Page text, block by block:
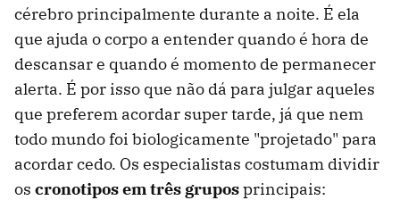
cérebro principalmente durante a noite. É ela
que ajuda o corpo a entender quando é hora de
descansar e quando é momento de permanecer
alerta. É por isso que não dá para julgar aqueles
que preferem acordar super tarde, já que nem
todo mundo foi biologicamente "projetado" para
acordar cedo. Os especialistas costumam dividir
os cronotipos em três gruposprincipais: